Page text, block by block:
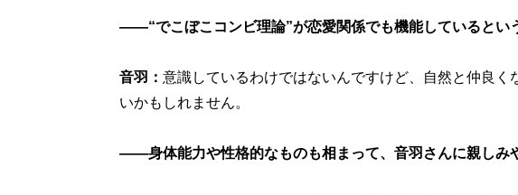
――“でこぼこコンビ理論”が恋愛関係でも機能しているとい
音羽： 意識しているわけではないんですけど、自然と仲良
いかもしれません。
――身体能力や性格的なものも相まって、音羽さんに親しみ